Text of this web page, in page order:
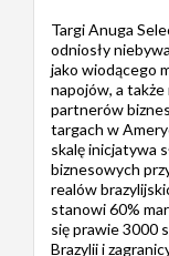
Targi Anuga
odniosły
jako wiodącego
napojów, a
partnerów
targach w
skalę inicjatywa
biznesowych
realów
stanowi 60%
się prawie 3000
Brazylii i